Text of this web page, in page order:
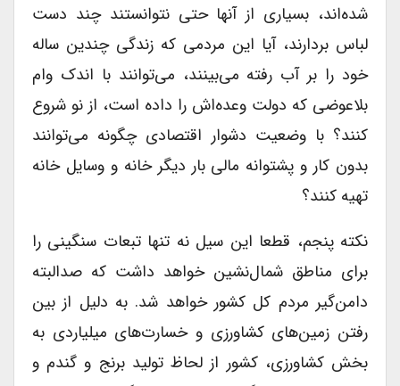
شده‌اند، بسیاری از آنها حتی نتوانستند چند دست
لباس بردارند، آیا این مردمی که زندگی چندین ساله
خود را بر آب رفته می‌بینند، می‌توانند با اندک وام
بلاعوضی که دولت وعده‌اش را داده است، از نو شروع
کنند؟ با وضعیت دشوار اقتصادی چگونه می‌توانند
بدون کار و پشتوانه مالی بار دیگر خانه و وسایل خانه
تهیه کنند؟
نکته پنجم، قطعا این سیل نه تنها تبعات سنگینی را
برای مناطق شمال‌نشین خواهد داشت که صدالبته
دامن‌گیر مردم کل کشور خواهد شد. به دلیل از بین
رفتن زمین‌های کشاورزی و خسارت‌های میلیاردی به
بخش کشاورزی، کشور از لحاظ تولید برنج و گندم و